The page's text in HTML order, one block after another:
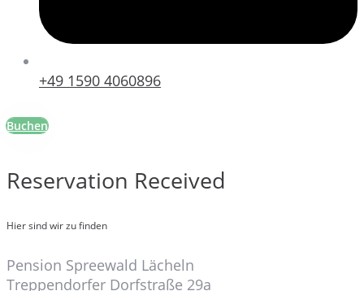
+49 1590 4060896
Buchen
Reservation Received
Hier sind wir zu finden
Pension Spreewald Lächeln
Treppendorfer Dorfstraße 29a